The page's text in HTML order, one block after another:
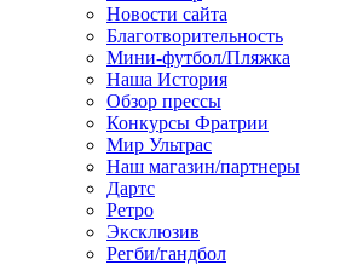
Новости сайта
Благотворительность
Мини-футбол/Пляжка
Наша История
Обзор прессы
Конкурсы Фратрии
Мир Ультрас
Наш магазин/партнеры
Дартс
Ретро
Эксклюзив
Регби/гандбол